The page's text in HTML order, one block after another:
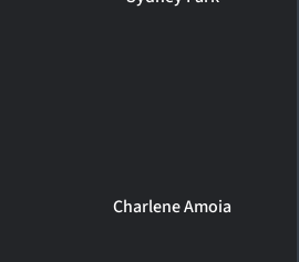
Charlene Amoia